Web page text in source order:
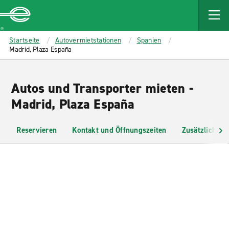
MAIN
CONTENT
Enterprise
Startseite Autovermietstationen
Spanien
Madrid, Plaza España
Autos und Transporter mieten -
Madrid, Plaza España
Reservieren Kontakt und Öffnungszeiten Zusätzliche